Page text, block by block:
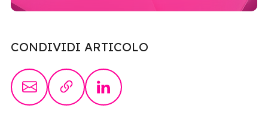
CONDIVIDI ARTICOLO